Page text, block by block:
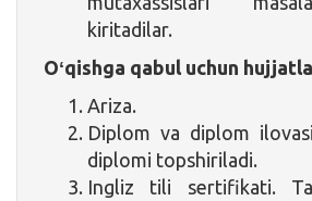
kiritadilar.
Oʻqishga qabul uchun
Ariza.
Diplom va diplom
diplomi topshiriladi.
Ingliz tili sertifikati.